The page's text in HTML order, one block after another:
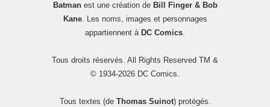
Batmanest une création de Bill Finger & Bob
Kane. Les noms, images et personnages
appartiennent à DC Comics.
Tous droits réservés. All Rights Reserved TM &
© 1934-2026 DC Comics.
Tous textes (de Thomas Suinot) protégés.